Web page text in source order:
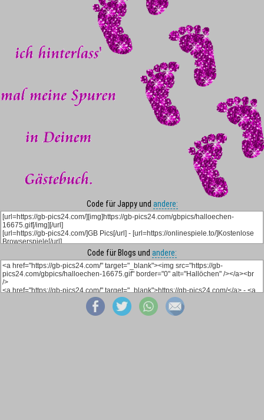
Code für Jappy und andere:
Code für Blogs und andere: